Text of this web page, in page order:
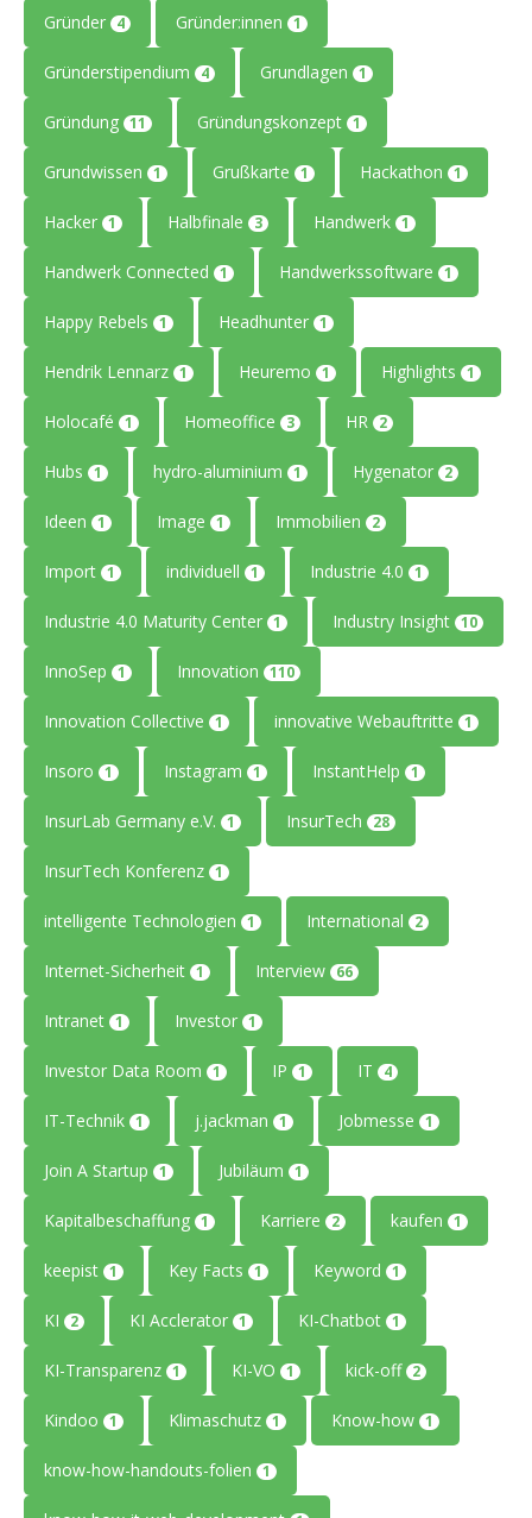
Gründer 4 Gründer:innen 1
Gründerstipendium 4 Grundlagen 1
Gründung 11 Gründungskonzept 1
Grundwissen 1 Grußkarte 1 Hackathon 1
Hacker 1 Halbfinale 3 Handwerk 1
Handwerk Connected 1 Handwerkssoftware 1
Happy Rebels 1 Headhunter 1
Hendrik Lennarz 1 Heuremo 1 Highlights 1
Holocafé 1 Homeoffice 3 HR 2
Hubs 1 hydro-aluminium 1 Hygenator 2
Ideen 1 Image 1 Immobilien 2
Import 1 individuell 1 Industrie 4.0 1
Industrie 4.0 Maturity Center 1 Industry Insight 10
InnoSep 1 Innovation 110
Innovation Collective 1 innovative Webauftritte 1
Insoro 1 Instagram 1 InstantHelp 1
InsurLab Germany e.V. 1 InsurTech 28
InsurTech Konferenz 1
intelligente Technologien 1 International 2
Internet-Sicherheit 1 Interview 66
Intranet 1 Investor 1
Investor Data Room 1 IP 1 IT 4
IT-Technik 1 j.jackman 1 Jobmesse 1
Join A Startup 1 Jubiläum 1
Kapitalbeschaffung 1 Karriere 2 kaufen 1
keepist 1 Key Facts 1 Keyword 1
KI 2 KI Acclerator 1 KI-Chatbot 1
KI-Transparenz 1 KI-VO 1 kick-off 2
Kindoo 1 Klimaschutz 1 Know-how 1
know-how-handouts-folien 1